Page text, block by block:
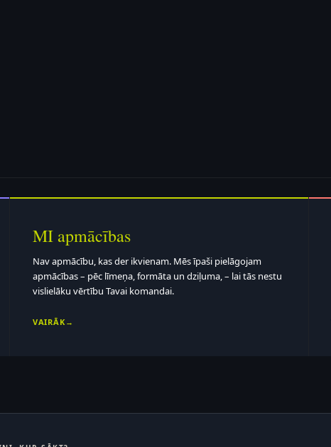
MI apmācības
Nav apmācību, kas der ikvienam. Mēs īpaši pielāgojam
apmācības – pēc līmeņa, formāta un dziļuma, – lai tās nestu
vislielāku vērtību Tavai komandai.
VAIRĀK →